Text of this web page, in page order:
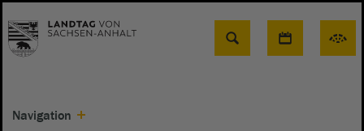
Suche
Navigation